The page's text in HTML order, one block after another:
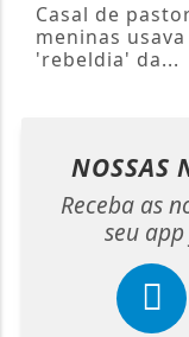
Casal de
meninas
'rebeldia' da...
NOSSAS
Receba as
seu